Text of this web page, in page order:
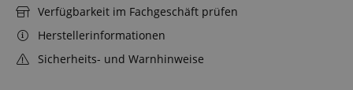
Verfügbarkeit im Fachgeschäft prüfen
Herstellerinformationen
Sicherheits- und Warnhinweise